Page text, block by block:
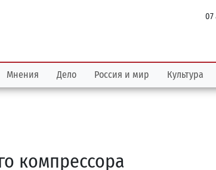
07
Мнения Дело Россия и мир Культура
компрессора